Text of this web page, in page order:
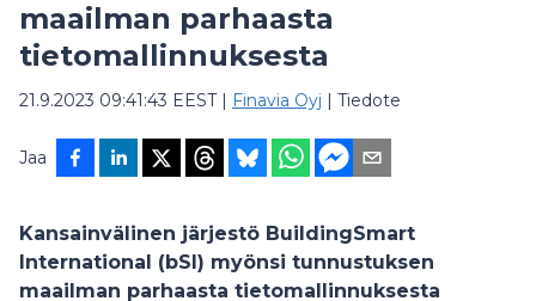
maailman parhaasta
tietomallinnuksesta
21.9.2023 09:41:43 EEST| Finavia Oyj | Tiedote
Jaa
Kansainvälinen järjestö BuildingSmart
International (bSI) myönsi tunnustuksen
maailman parhaasta tietomallinnuksesta